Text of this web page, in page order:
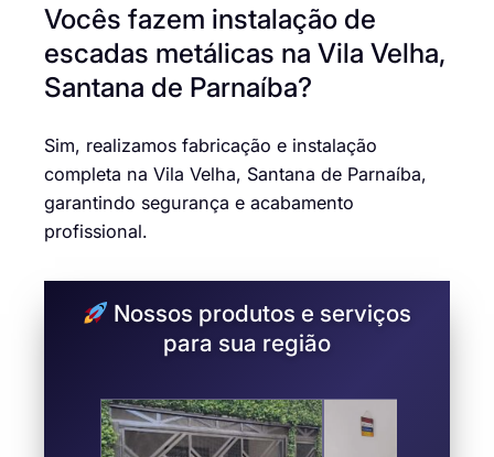
Vocês fazem instalação de
escadas metálicas na Vila Velha,
Santana de Parnaíba?
Sim, realizamos fabricação e instalação
completa na Vila Velha, Santana de Parnaíba,
garantindo segurança e acabamento
profissional.
Nossos produtos e serviços
para sua região